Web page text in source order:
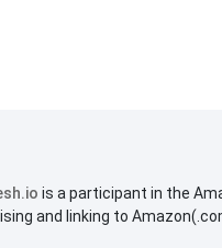
is a participant in the
and linking to